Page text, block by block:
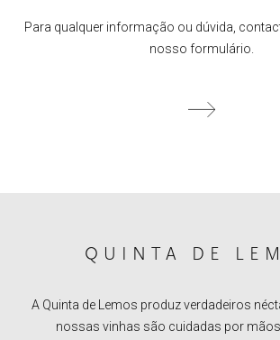
Para qualquer informação ou dúvida,
nosso formulário.
QUINTA DE
A Quinta de Lemos produz verdadeiros
nossas vinhas são cuidadas por